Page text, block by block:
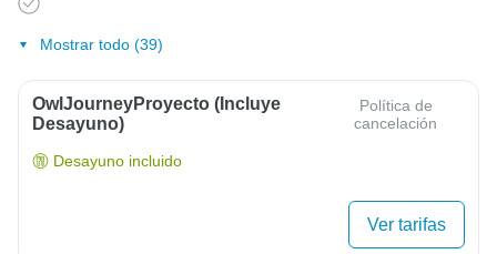
Mostrar todo (39)
OwlJourneyProyecto (Incluye
Desayuno)
Política de
cancelación
Desayuno incluido
Ver tarifas